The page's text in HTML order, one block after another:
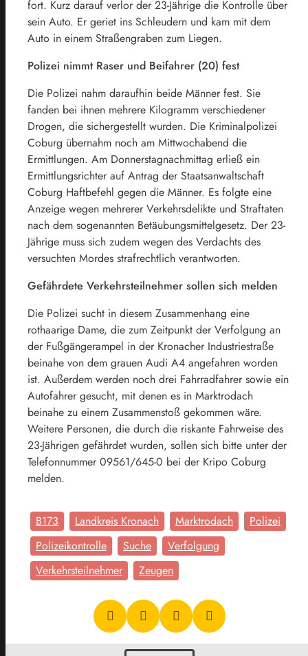
fort. Kurz darauf verlor der 23-Jährige die Kontrolle über
sein Auto. Er geriet ins Schleudern und kam mit dem
Auto in einem Straßengraben zum Liegen.
Polizei nimmt Raser und Beifahrer (20) fest
Die Polizei nahm daraufhin beide Männer fest. Sie
fanden bei ihnen mehrere Kilogramm verschiedener
Drogen, die sichergestellt wurden. Die Kriminalpolizei
Coburg übernahm noch am Mittwochabend die
Ermittlungen. Am Donnerstagnachmittag erließ ein
Ermittlungsrichter auf Antrag der Staatsanwaltschaft
Coburg Haftbefehl gegen die Männer. Es folgte eine
Anzeige wegen mehrerer Verkehrsdelikte und Straftaten
nach dem sogenannten Betäubungsmittelgesetz. Der 23-
Jährige muss sich zudem wegen des Verdachts des
versuchten Mordes strafrechtlich verantworten.
Gefährdete Verkehrsteilnehmer sollen sich melden
Die Polizei sucht in diesem Zusammenhang eine
rothaarige Dame, die zum Zeitpunkt der Verfolgung an
der Fußgängerampel in der Kronacher Industriestraße
beinahe von dem grauen Audi A4 angefahren worden
ist. Außerdem werden noch drei Fahrradfahrer sowie ein
Autofahrer gesucht, mit denen es in Marktrodach
beinahe zu einem Zusammenstoß gekommen wäre.
Weitere Personen, die durch die riskante Fahrweise des
23-Jährigen gefährdet wurden, sollen sich bitte unter der
Telefonnummer 09561/645-0 bei der Kripo Coburg
melden.
B173 Landkreis Kronach Marktrodach
Polizei
Polizeikontrolle
Suche
Verfolgung
Verkehrsteilnehmer
Zeugen